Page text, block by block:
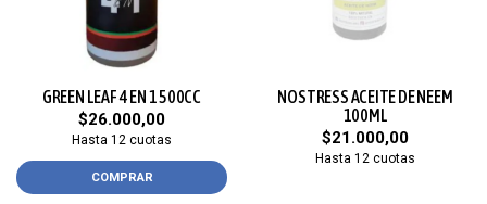
GREEN LEAF 4 EN 1 500CC
$26.000,00
Hasta 12 cuotas
COMPRAR
NOSTRESS ACEITE DE NEEM
100ML
$21.000,00
Hasta 12 cuotas